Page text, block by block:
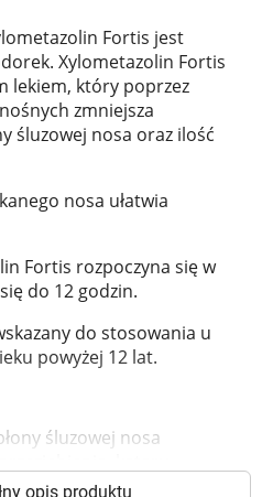
w celu
serwisu do Twoich
Fortis jest
Xylometazolin Fortis
lekiem, który poprzez
zmniejsza
śluzowej nosa oraz ilość
nosa ułatwia
Fortis rozpoczyna się w
do 12 godzin.
do stosowania u
powyżej 12 lat.
śluzowej nosa
błony śluzowej nosa,
opis produktu